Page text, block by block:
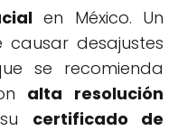
en México. Un
causar desajustes
se recomienda
alta resolución
certificado de